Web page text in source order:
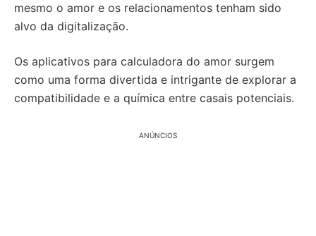
mesmo o amor e os relacionamentos tenham sido
alvo da digitalização.
Os aplicativos para calculadora do amor surgem
como uma forma divertida e intrigante de explorar a
compatibilidade e a química entre casais potenciais.
ANÚNCIOS